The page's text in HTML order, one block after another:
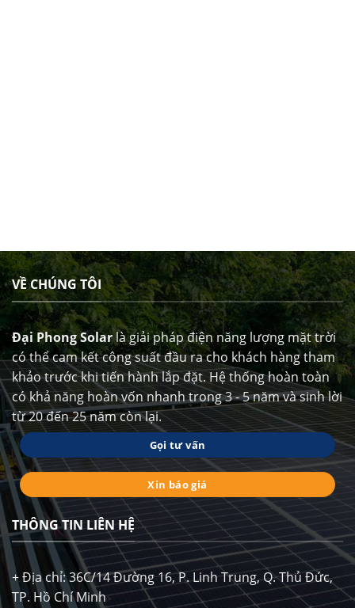
VỀ CHÚNG TÔI
Đại Phong Solarlà giải pháp điện năng lượng mặt trời
có thể cam kết công suất đầu ra cho khách hàng tham
khảo trước khi tiến hành lắp đặt. Hệ thống hoàn toàn
có khả năng hoàn vốn nhanh trong 3 - 5 năm và sinh lời
từ 20 đến 25 năm còn lại.
Gọi tư vấn
Xin báo giá
THÔNG TIN LIÊN HỆ
+ Địa chỉ: 36C/14 Đường 16, P. Linh Trung, Q. Thủ Đức,
TP. Hồ Chí Minh